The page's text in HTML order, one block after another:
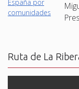
Ruta de La